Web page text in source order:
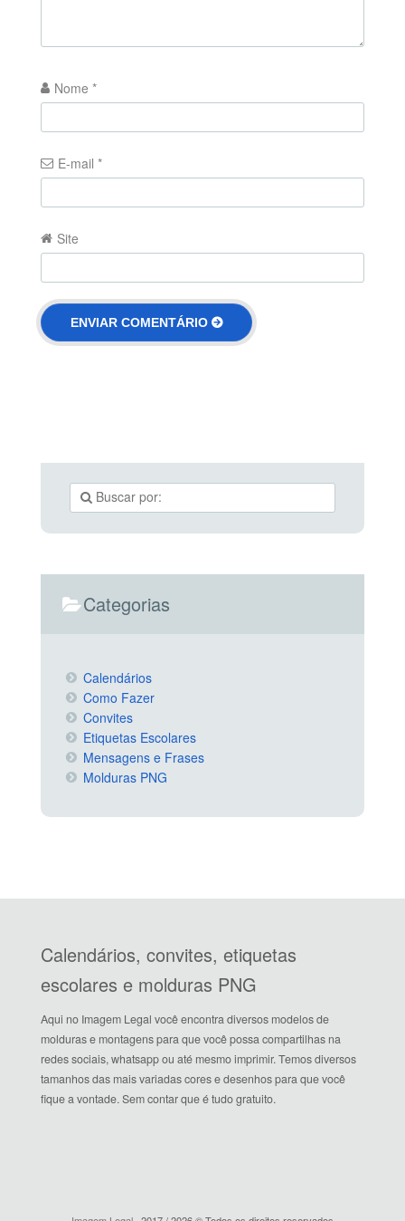
Nome *
E-mail *
Site
Categorias
Calendários
Como Fazer
Convites
Etiquetas Escolares
Mensagens e Frases
Molduras PNG
Calendários, convites, etiquetas
escolares e molduras PNG
Aqui no Imagem Legal você encontra diversos modelos de
molduras e montagens para que você possa compartilhas na
redes sociais, whatsapp ou até mesmo imprimir. Temos diversos
tamanhos das mais variadas cores e desenhos para que você
fique a vontade. Sem contar que é tudo gratuito.